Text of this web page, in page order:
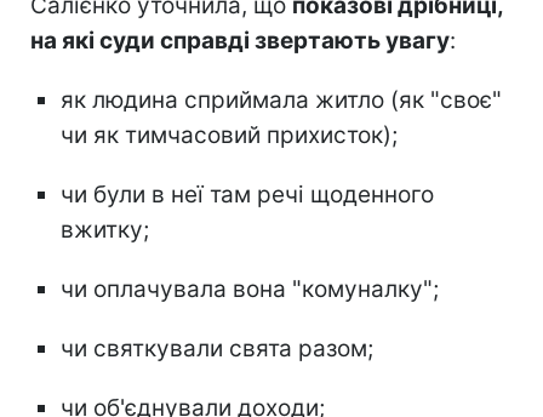
на які суди справді звертають увагу:
як людина сприймала житло (як "своє"
чи як тимчасовий прихисток);
чи були в неї там речі щоденного
вжитку;
чи оплачувала вона "комуналку";
чи святкували свята разом;
чи об'єднували доходи;